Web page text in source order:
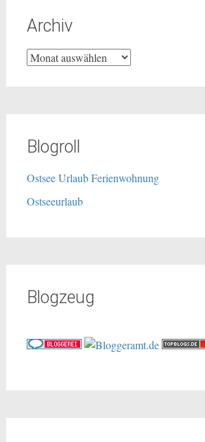
Archiv
Archiv
Blogroll
Ostsee Urlaub Ferienwohnung
Ostseeurlaub
Blogzeug